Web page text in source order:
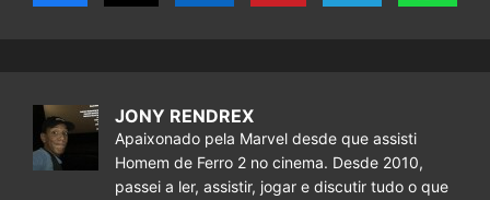
JONY RENDREX
Apaixonado pela Marvel desde que assisti
Homem de Ferro 2 no cinema. Desde 2010,
passei a ler, assistir, jogar e discutir tudo o que